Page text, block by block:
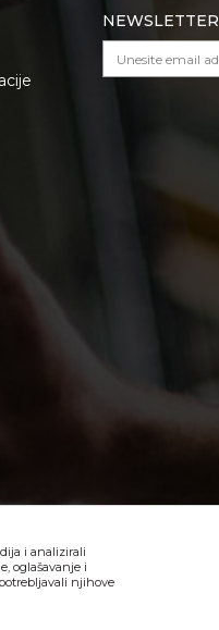
NEWSLETTER
i analizirali
oglašavanje i
njihove